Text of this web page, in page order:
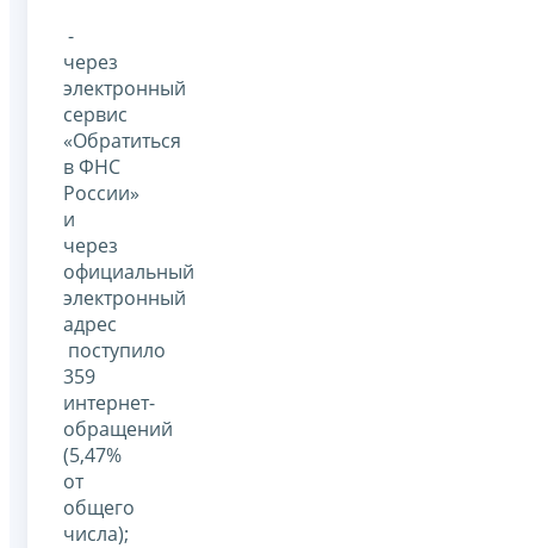
-
через
электронный
сервис
«Обратиться
в ФНС
России»
и
через
официальный
электронный
адрес
поступило
359
интернет-
обращений
(5,47%
от
общего
числа);